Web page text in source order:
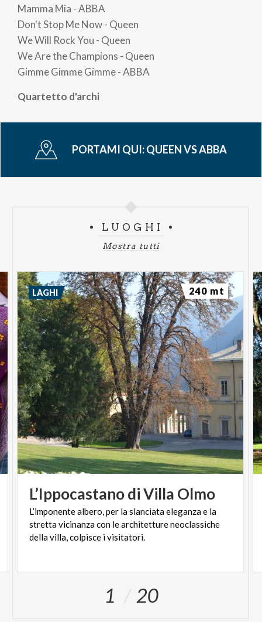
Mamma Mia - ABBA
Don't Stop Me Now - Queen
We Will Rock You - Queen
We Are the Champions - Queen
Gimme Gimme Gimme - ABBA
Quartetto d'archi
PORTAMI QUI:QUEEN VS ABBA
LUOGHI
Mostra tutti
L’IppocastanodiVilla Olmo
L’imponente albero, per la slanciata eleganza e la
stretta vicinanza con le architetture neoclassiche
della villa, colpisce i visitatori.
LAGHI 240 mt
1 20